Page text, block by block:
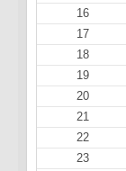
16
17
18
19
20
21
22
23